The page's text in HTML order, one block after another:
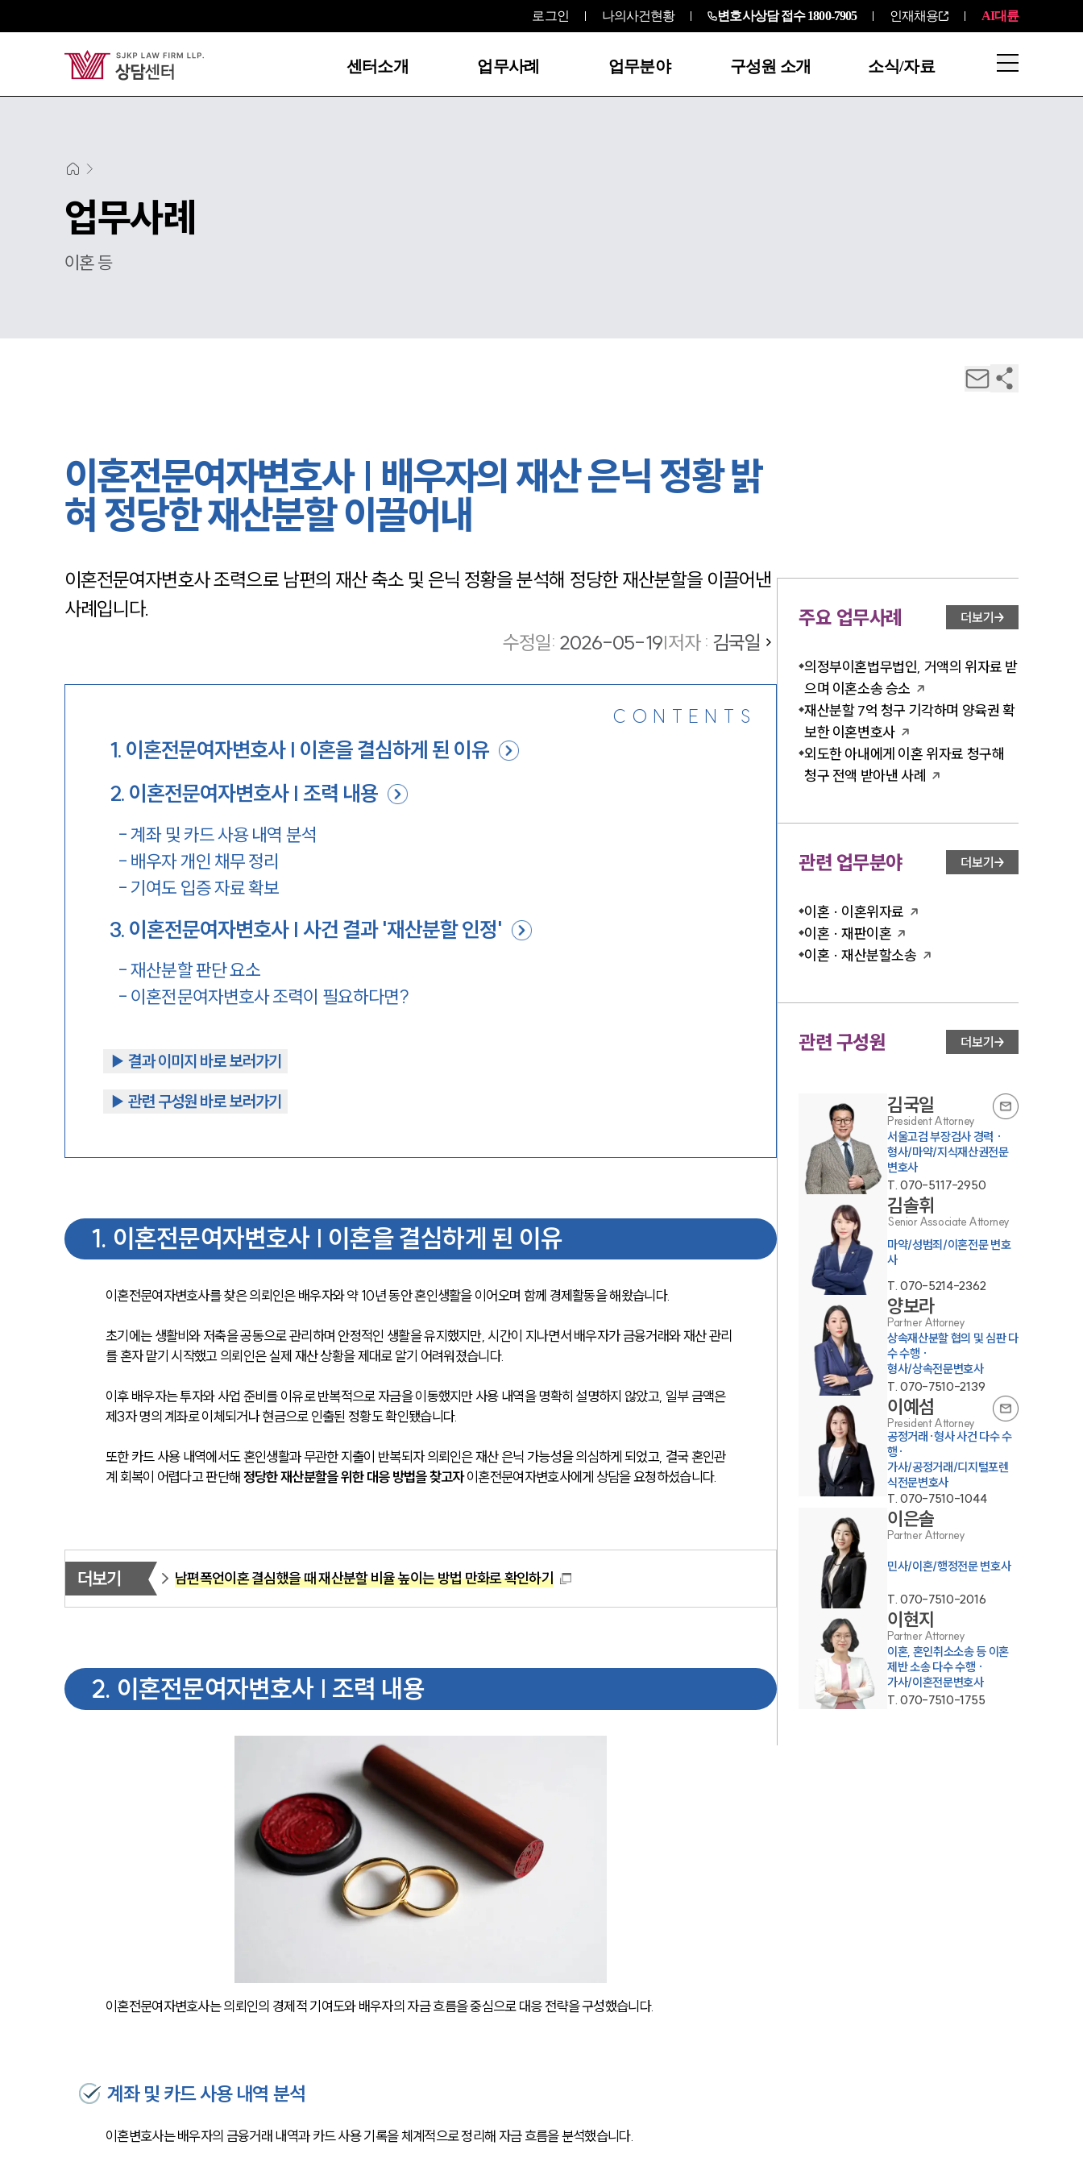
로그인 나의사건현황 변호사상담 접수 1800-7905 인재채용 AI대륜
센터소개 업무사례 업무분야 구성원 소개 소식/자료
센터소개
센터소개
대륜의 강점
오시는 길
글로벌 파트너 로펌
고객의 소리
통합검색
AI대륜
업무사례
업무사례
사례분석/최신동향
법률정보
법률지식인
고객후기
업무사례
이혼 등
이혼전문여자변호사 | 배우자의 재산 은닉 정황 밝
혀 정당한 재산분할 이끌어내
이혼전문여자변호사 조력으로 남편의 재산 축소 및 은닉 정황을 분석해 정당한 재산분할을 이끌어낸
사례입니다.
수정일: 2026-05-19|저자 : 김국일
CONTENTS
1. 이혼전문여자변호사 | 이혼을 결심하게 된 이유
2. 이혼전문여자변호사 | 조력 내용
-계좌 및 카드 사용 내역 분석
- 배우자 개인 채무 정리
- 기여도 입증 자료 확보
3. 이혼전문여자변호사 | 사건 결과 '재산분할 인정'
-재산분할 판단 요소
- 이혼전문여자변호사 조력이 필요하다면?
▶︎ 결과 이미지 바로 보러가기
▶︎ 관련 구성원 바로 보러가기
1. 이혼전문여자변호사 | 이혼을 결심하게 된 이유
이혼전문여자변호사를 찾은 의뢰인은 배우자와 약 10년 동안 혼인생활을 이어오며 함께 경제활동을 해왔습니다.
초기에는 생활비와 저축을 공동으로 관리하며 안정적인 생활을 유지했지만, 시간이 지나면서 배우자가 금융거래와 재산 관리
를 혼자 맡기 시작했고 의뢰인은 실제 재산 상황을 제대로 알기 어려워졌습니다.
이후 배우자는 투자와 사업 준비를 이유로 반복적으로 자금을 이동했지만 사용 내역을 명확히 설명하지 않았고, 일부 금액은
제3자 명의 계좌로 이체되거나 현금으로 인출된 정황도 확인됐습니다.
또한 카드 사용 내역에서도 혼인생활과 무관한 지출이 반복되자 의뢰인은 재산 은닉 가능성을 의심하게 되었고, 결국 혼인관
계 회복이 어렵다고 판단해 정당한 재산분할을 위한 대응 방법을 찾고자 이혼전문여자변호사에게 상담을 요청하셨습니다.
더보기 남편폭언이혼 결심했을 때 재산분할 비율 높이는 방법 만화로 확인하기
2. 이혼전문여자변호사 | 조력 내용
이혼전문여자변호사는 의뢰인의 경제적 기여도와 배우자의 자금 흐름을 중심으로 대응 전략을 구성했습니다.
계좌 및 카드 사용 내역 분석
이혼변호사는 배우자의 금융거래 내역과 카드 사용 기록을 체계적으로 정리해 자금 흐름을 분석했습니다.
주요 업무사례 더보기
의정부이혼법무법인, 거액의 위자료 받
으며 이혼소송 승소
재산분할 7억 청구 기각하며 양육권 확
보한 이혼변호사
외도한 아내에게 이혼 위자료 청구해
청구 전액 받아낸 사례
관련 업무분야 더보기
이혼 · 이혼위자료
이혼 · 재판이혼
이혼 · 재산분할소송
관련 구성원 더보기
김국일
President Attorney
서울고검 부장검사 경력 ·
형사/마약/지식재산권전문
변호사
T.070-5117-2950
김솔휘
Senior Associate Attorney
마약/성범죄/이혼전문 변호
사
T.070-5214-2362
양보라
Partner Attorney
상속재산분할 협의 및 심판 다
수 수행 ·
형사/상속전문변호사
T.070-7510-2139
이예섬
President Attorney
공정거래·형사 사건 다수 수
행·
가사/공정거래/디지털포렌
식전문변호사
T.070-7510-1044
이은솔
Partner Attorney
민사/이혼/행정전문 변호사
T.070-7510-2016
이현지
Partner Attorney
이혼, 혼인취소소송 등 이혼
제반 소송 다수 수행 ·
가사/이혼전문변호사
T.070-7510-1755